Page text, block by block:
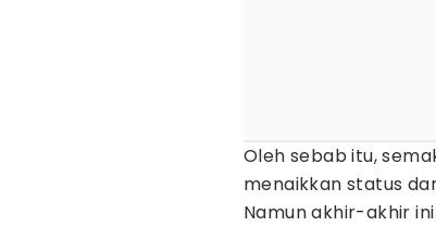
Oleh sebab itu,
menaikkan status
Namun akhir-akhir